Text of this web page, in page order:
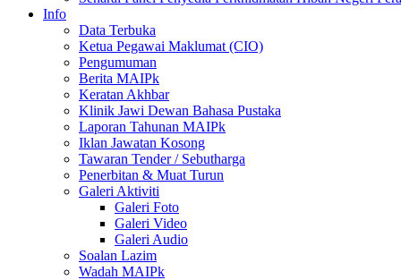
Info
Data Terbuka
Ketua Pegawai Maklumat (CIO)
Pengumuman
Berita MAIPk
Keratan Akhbar
Klinik Jawi Dewan Bahasa Pustaka
Laporan Tahunan MAIPk
Iklan Jawatan Kosong
Tawaran Tender / Sebutharga
Penerbitan & Muat Turun
Galeri Aktiviti
Galeri Foto
Galeri Video
Galeri Audio
Soalan Lazim
Wadah MAIPk